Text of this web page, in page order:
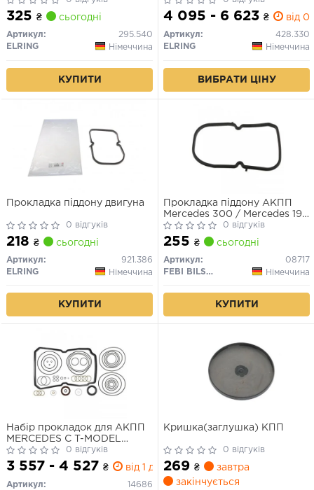
325 ₴ сьогодні
Артикул:
295.540
ELRING
Німеччина
КУПИТИ
4 095 - 6 623 ₴ від 0
Артикул:
428.330
ELRING
Німеччина
ВИБРАТИ ЦІНУ
Прокладка піддону двигуна
0 відгуків
218 ₴ сьогодні
Артикул:
921.386
ELRING
Німеччина
КУПИТИ
Прокладка піддону АКПП
Mercedes 300 / Mercedes 190
/ Mercedes 300
SE/SEL/SEC/SD
0 відгуків
255 ₴ сьогодні
Артикул:
08717
FEBI BILSTEIN
Німеччина
КУПИТИ
Набір прокладок для АКПП
MERCEDES C T-MODEL
(S202), C (W202), CLK
(C208), E (W210), M (W163),
S (C140), S (W140), S (W220,
V220), SL (R129), SLK (R170)
0 відгуків
3 557 - 4 527 ₴ від 1 дн.
Артикул:
14686
Кришка(заглушка) КПП
0 відгуків
269 ₴
завтра
закінчується